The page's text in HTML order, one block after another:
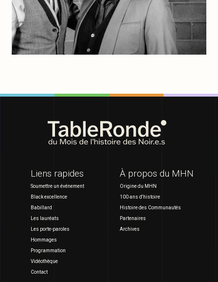
Liens rapides
Soumettre un événement
Black excellence
Babillard
Les lauréats
Les porte-paroles
Hommages
Programmation
Vidéothèque
Contact
À propos du MHN
Origine du MHN
100 ans d'histoire
Histoire des Communautés
Partenaires
Archives